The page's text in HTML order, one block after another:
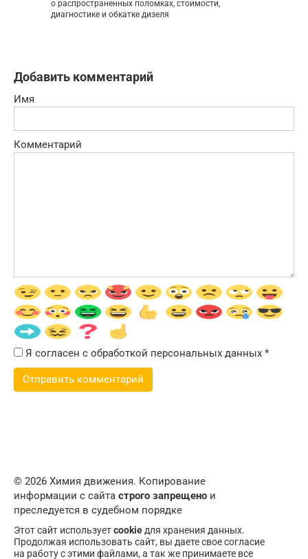
о распространенных поломках, стоимости,
диагностике и обкатке дизеля
Добавить комментарий
Имя
Комментарий
Я согласен с обработкой персональных данных *
© 2026 Химия движения. Копирование
информации с сайта строго запрещено и
преследуется в судебном порядке
Этот сайт используетcookie для хранения данных.
Продолжая использовать сайт, вы даете свое согласие
на работу с этими файлами, а так же принимаете все